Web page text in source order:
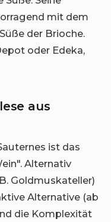
mit dem
der Brioche.
oder Edeka,
aus
ist das
Alternativ
Goldmuskateller)
Alternative (ab
die Komplexität